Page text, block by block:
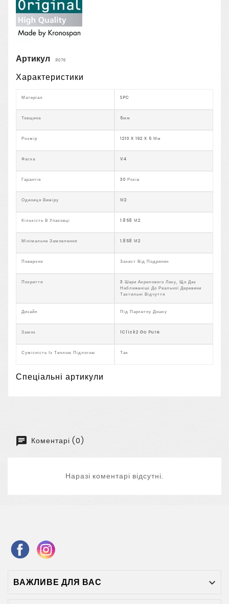
Артикул R076
Характеристики
Матеріал SPC
Товщина 5мм
Розмір 1210 X 192 X 5 Мм
Фаска V4
Гарантія 30 Років
Одиниця Виміру М2
Кількість В Упаковці 1.858 М2
Мінімальне Замовлення 1.858 М2
Поверхня Захист Від Подряпин
Покриття
3 Шари Акрилового Лаку, Що Дає
Наближеніші До Реальної Деревини
Тактильні Відчуття
Дизайн Під Паркетну Дошку
Замок 1Click2 Go Pure
Сумісність Із Теплою Підлогою Так
Спеціальні артикули
Коментарі (0)
Наразі коментарі відсутні.
ВАЖЛИВЕ ДЛЯ ВАС 